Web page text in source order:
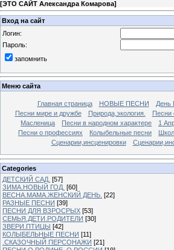
[ЭТО САЙТ Александра Комарова]
Вход на сайт
Логин:
Пароль:
запомнить
Меню сайта
Главная страница НОВЫЕ ПЕСНИ
День
Песни мире и дружбе
Природа,экология. Песни
Масленица
Песни в народном характере 1
Песни о профессиях
Колыбельные песни
Сценарии,инсценировки
Categories
ДЕТСКИЙ САД. [57]
ЗИМА.НОВЫЙ ГОД. [60]
ВЕСНА.МАМА.ЖЕНСКИЙ ДЕНЬ. [22]
РАЗНЫЕ ПЕСНИ [39]
ПЕСНИ ДЛЯ ВЗРОСРЫХ [53]
СЕМЬЯ.ДЕТИ.РОДИТЕЛИ [30]
ЗВЕРИ.ПТИЦЫ [42]
КОЛЫБЕЛЬНЫЕ ПЕСНИ [11]
.СКАЗОЧНЫЙ ПЕРСОНАЖИ [21]